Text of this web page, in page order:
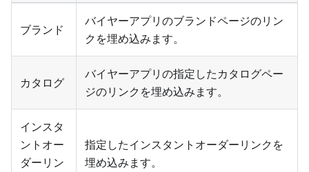
ブランド
バイヤーアプリのブランドページのリン
クを埋め込みます。
カタログ
バイヤーアプリの指定したカタログペー
ジのリンクを埋め込みます。
インスタ
ントオー
ダーリン
指定したインスタントオーダーリンクを
埋め込みます。